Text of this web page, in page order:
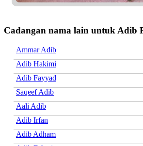
Cadangan nama lain untuk Adib
Ammar Adib
Adib Hakimi
Adib Fayyad
Saqeef Adib
Aali Adib
Adib Irfan
Adib Adham